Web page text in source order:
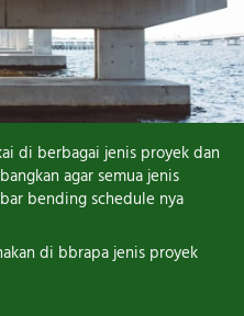
di berbagai jenis proyek dan
agar semua jenis
bending schedule nya
di bbrapa jenis proyek